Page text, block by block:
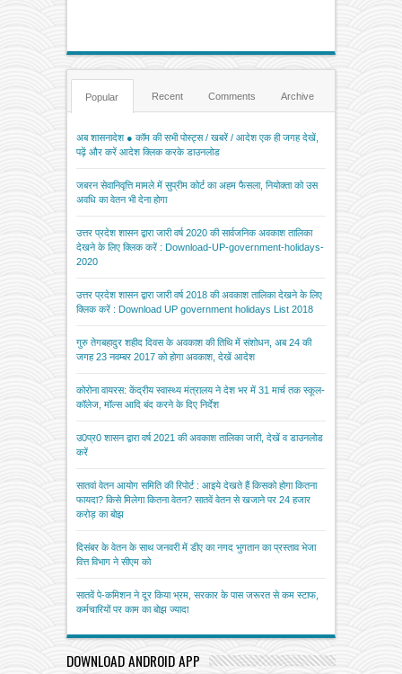
Popular Recent Comments Archive
अब शासनादेश ● कॉम की सभी पोस्ट्स / खबरें / आदेश एक ही जगह देखें,
पढ़ें और करें आदेश क्लिक करके डाउनलोड
जबरन सेवानिवृत्ति मामले में सुप्रीम कोर्ट का अहम फैसला, नियोक्ता को उस
अवधि का वेतन भी देना होगा
उत्तर प्रदेश शासन द्वारा जारी वर्ष 2020 की सार्वजनिक अवकाश तालिका
देखने के लिए क्लिक करें : Download-UP-government-holidays-
2020
उत्तर प्रदेश शासन द्वारा जारी वर्ष 2018 की अवकाश तालिका देखने के लिए
क्लिक करें : Download UP government holidays List 2018
गुरु तेगबहादुर शहीद दिवस के अवकाश की तिथि में संशोधन, अब 24 की
जगह 23 नवम्बर 2017 को होगा अवकाश, देखें आदेश
कोरोना वायरस: केंद्रीय स्वास्थ्य मंत्रालय ने देश भर में 31 मार्च तक स्कूल-
कॉलेज, मॉल्स आदि बंद करने के दिए निर्देश
उ0प्र0 शासन द्वारा वर्ष 2021 की अवकाश तालिका जारी, देखें व डाउनलोड
करें
सातवां वेतन आयोग समिति की रिपोर्ट : आइये देखते हैं किसको होगा कितना
फायदा? किसे मिलेगा कितना वेतन? सातवें वेतन से खजाने पर 24 हजार
करोड़ का बोझ
दिसंबर के वेतन के साथ जनवरी में डीए का नगद भुगतान का प्रस्ताव भेजा
वित्त विभाग ने सीएम को
सातवें पे-कमिशन ने दूर किया भ्रम, सरकार के पास जरूरत से कम स्टाफ,
कर्मचारियों पर काम का बोझ ज्यादा
DOWNLOAD ANDROID APP